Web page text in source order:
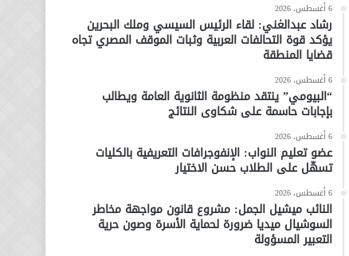
6 أغسطس، 2026
رشاد عبدالغني: لقاء الرئيس السيسي وملك البحرين
يؤكد قوة التحالفات العربية وثبات الموقف المصري تجاه
قضايا المنطقة
6 أغسطس، 2026
“البيومي” ينتقد منظومة الثانوية العامة ويطالب
بإجابات حاسمة على شكاوى النتائج
6 أغسطس، 2026
عضو تعليم النواب: الإنفوجرافات التعريفية بالكليات
تسهّل على الطلاب حسن الاختيار
6 أغسطس، 2026
النائب ميشيل الجمل: مشروع قانون مواجهة مخاطر
السوشيال ميديا ضرورة لحماية الأسرة وصون حرية
التعبير المسؤولة